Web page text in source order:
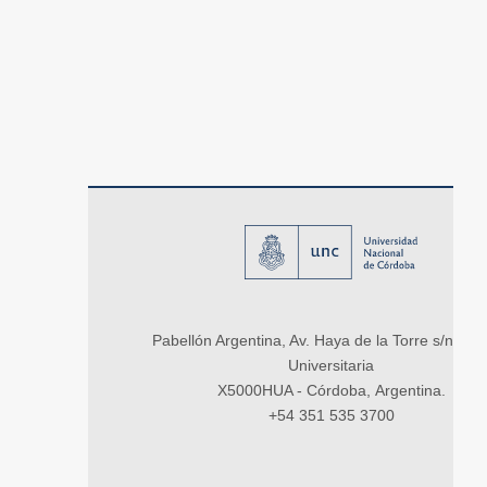
Pabellón Argentina, Av. Haya de la Torre s/n,
Universitaria
X5000HUA - Córdoba, Argentina.
+54 351 535 3700